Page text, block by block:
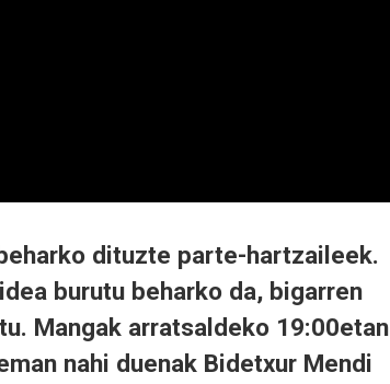
dituzte parte-hartzaileek.
burutu beharko da, bigarren
Mangak arratsaldeko 19:00etan
nahi duenak Bidetxur Mendi